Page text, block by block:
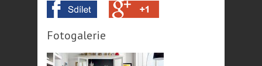
Fotogalerie